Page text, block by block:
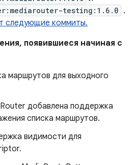
testing:1.6.0 .
следующие коммиты.
появившиеся начиная с
маршрутов для выходного
добавлена ​​поддержка
списка маршрутов.
видимости для